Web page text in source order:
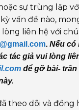
sự trùng lặp
vấn đề nào,
liên hệ với
. Nếu có
tác giả vui lòng
để gỡ bài-
theo dõi và đồng